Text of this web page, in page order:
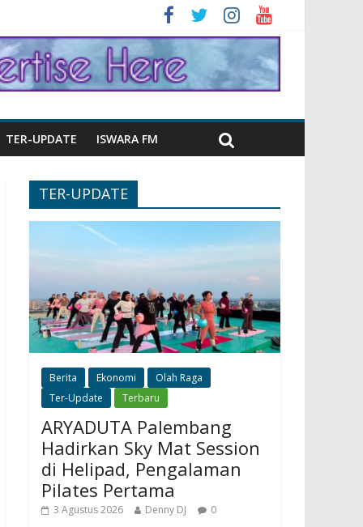
TER-UPDATE ISWARA FM
TER-UPDATE
Berita Ekonomi
Olah Raga
Ter-Update
Terbaru
ARYADUTA Palembang
Hadirkan Sky Mat Session
di Helipad, Pengalaman
Pilates Pertama
3 Agustus 2026 Denny DJ 0